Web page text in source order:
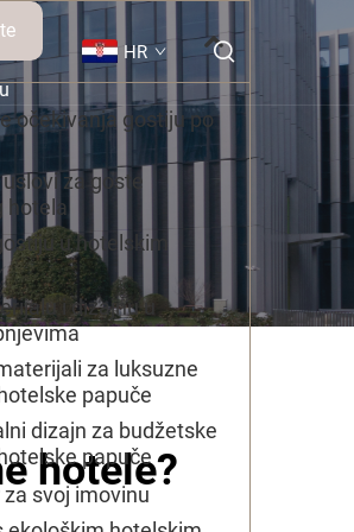
HR
hotele?
očekivanja gostiju po
za goste
hotela
u hotelskim
i dizajnu u
za luksuzne
papuče
dizajn za budžetske
papuče
svoj imovinu